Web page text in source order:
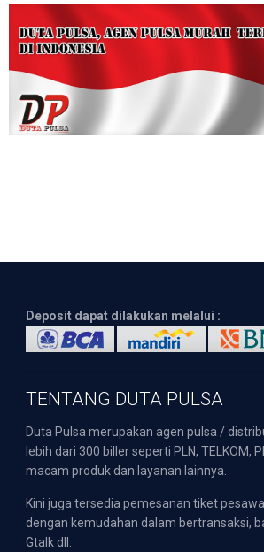
Deposit dapat dilakukan melalui :
TENTANG DUTA PULSA
Duta Pulsa merupakan agen pulsa /
lebih dari 300 biller seperti PLN, TELKOM,
macam produk dan layanan lainnya.
Kini juga tersedia pemesanan tiket
dengan kemudahan dalam bertransaksi,
Gtalk dll.